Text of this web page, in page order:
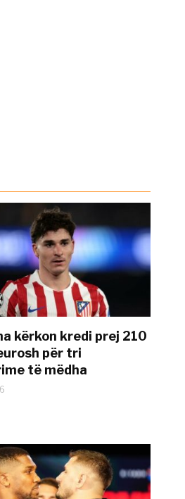
kërkon kredi prej 210
për tri
të mëdha